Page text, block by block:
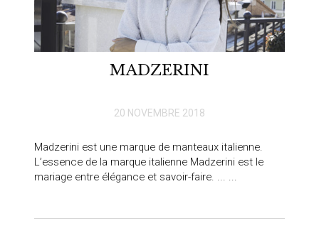
MADZERINI
20 NOVEMBRE 2018
Madzerini est une marque de manteaux italienne.
L’essence de la marque italienne Madzerini est le
mariage entre élégance et savoir-faire. ... ...